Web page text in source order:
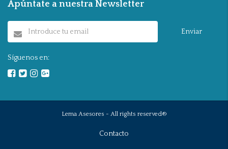
Apúntate a nuestra Newsletter
Enviar
Síguenos en:
Lema Asesores - All rights reserved®
Contacto